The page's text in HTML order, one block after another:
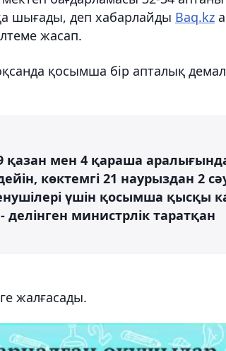
шығады, деп хабарлайды Baq.kz
жасап.
қосымша бір апталық
қазан мен 4 қараша
көктемгі 21 наурыздан 2
үшін қосымша қысқы
министрлік таратқан
жалғасады.